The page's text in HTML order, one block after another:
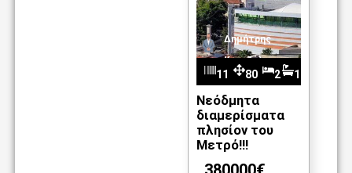
Δημήτρης
Καντζέλης
11
01
80 2 1
Νεόδμητα
διαμερίσματα
πλησίον του
Μετρό!!!